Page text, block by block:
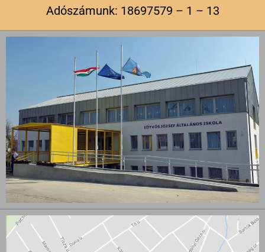
Adószámunk: 18697579 – 1 – 13